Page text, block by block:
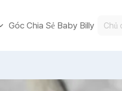
Góc Chia Sẻ Baby Billy